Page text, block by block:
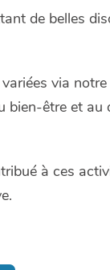
de belles
via
être et
à ces